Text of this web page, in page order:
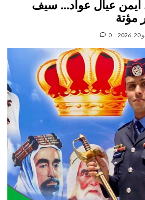
أيمن عيال عواد… سيف
مؤتة
0